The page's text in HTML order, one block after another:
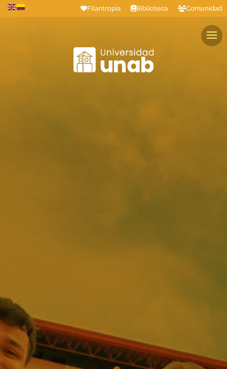
Filantropía Biblioteca Comunidad
Estudiantes Profesores Colaboradores Graduados